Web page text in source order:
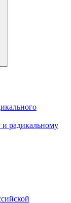
и радикальному